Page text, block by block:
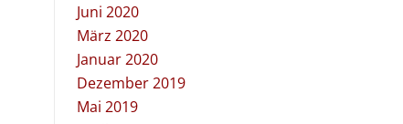
Juni 2020
März 2020
Januar 2020
Dezember 2019
Mai 2019